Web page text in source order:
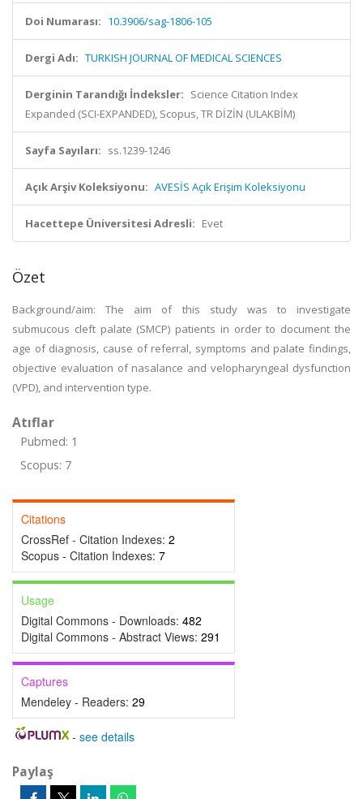
Doi Numarası: 10.3906/sag-1806-105
Dergi Adı: TURKISH JOURNAL OF MEDICAL SCIENCES
Derginin Tarandığı İndeksler: Science Citation Index
Expanded (SCI-EXPANDED), Scopus, TR DİZİN (ULAKBİM)
Sayfa Sayıları: ss.1239-1246
Açık Arşiv Koleksiyonu: AVESİS Açık Erişim Koleksiyonu
Hacettepe Üniversitesi Adresli: Evet
Özet
Background/aim: The aim of this study was to investigate
submucous cleft palate (SMCP) patients in order to document the
age of diagnosis, cause of referral, symptoms and palate findings,
objective evaluation of nasalance and velopharyngeal dysfunction
(VPD), and intervention type.
Atıflar
Pubmed: 1
Scopus: 7
Citations
CrossRef - Citation Indexes: 2
Scopus - Citation Indexes: 7
Usage
Digital Commons - Downloads: 482
Digital Commons - Abstract Views: 291
Captures
Mendeley - Readers: 29
- see details
Paylaş